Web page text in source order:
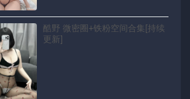
酷野 微密圈+铁粉空间合集[持续
更新]